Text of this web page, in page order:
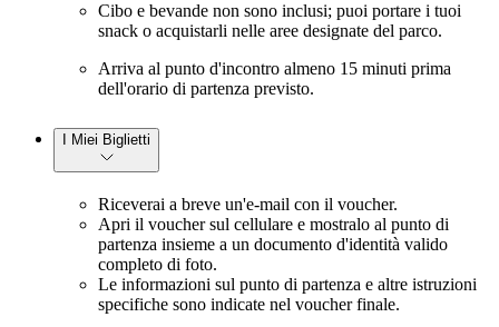
Cibo e bevande non sono inclusi; puoi portare i tuoi
snack o acquistarli nelle aree designate del parco.
Arriva al punto d'incontro almeno 15 minuti prima
dell'orario di partenza previsto.
I Miei Biglietti
Riceverai a breve un'e-mail con il voucher.
Apri il voucher sul cellulare e mostralo al punto di
partenza insieme a un documento d'identità valido
completo di foto.
Le informazioni sul punto di partenza e altre istruzioni
specifiche sono indicate nel voucher finale.